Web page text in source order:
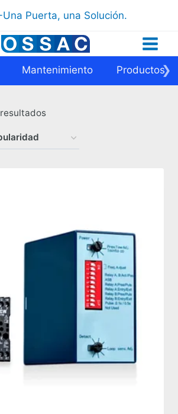
Una Puerta, una Solución.
Mantenimiento Productos❯
Ordenado
popularidad